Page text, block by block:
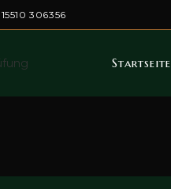
306356
Startseite